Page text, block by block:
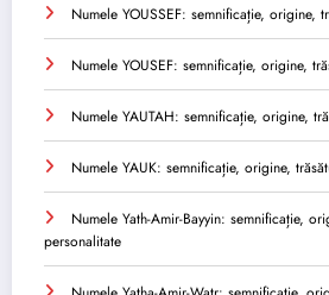
Numele YOUSSEF: semnificație, origine,
Numele YOUSEF: semnificație, origine,
Numele YAUTAH: semnificație, origine,
Numele YAUK: semnificație, origine,
Numele Yath-Amir-Bayyin: semnificație,
personalitate